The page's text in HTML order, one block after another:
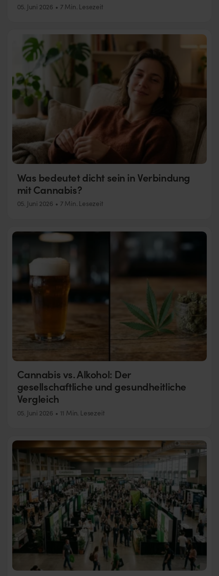
05. Juni 2026 7 Min. Lesezeit
Was bedeutet dicht sein in Verbindung
mit Cannabis?
05. Juni 2026 7 Min. Lesezeit
Cannabis vs. Alkohol: Der
gesellschaftliche und gesundheitliche
Vergleich
05. Juni 2026 11 Min. Lesezeit